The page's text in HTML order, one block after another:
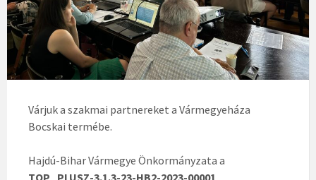
Várjuk a szakmai partnereket a Vármegyeháza
Bocskai termébe.
Hajdú-Bihar Vármegye Önkormányzata a
TOP_PLUSZ-3.1.3-23-HB2-2023-00001